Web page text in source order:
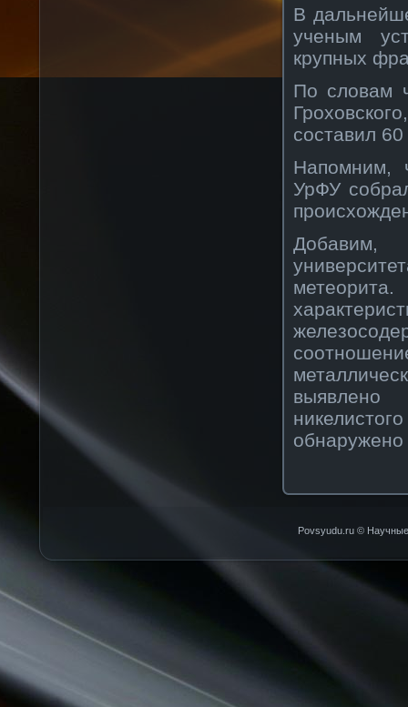
В
ученым
крупных
По словам
составил
Напомним,
УрФУ
Добавим,
Povsyudu.ru © Научные